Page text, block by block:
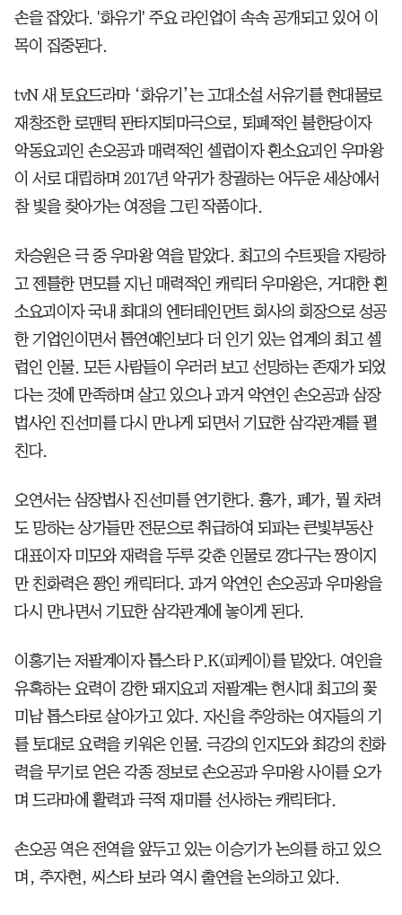
손을 잡았다. '화유기' 주요 라인업이 속속 공개되고 있어 이
목이 집중된다.
tvN 새 토요드라마 ‘화유기’는 고대소설 서유기를 현대물로
재창조한 로맨틱 판타지퇴마극으로, 퇴폐적인 불한당이자
악동요괴인 손오공과 매력적인 셀럽이자 흰소요괴인 우마왕
이 서로 대립하며 2017년 악귀가 창궐하는 어두운 세상에서
참 빛을 찾아가는 여정을 그린 작품이다.
차승원은 극 중 우마왕 역을 맡았다. 최고의 수트핏을 자랑하
고 젠틀한 면모를 지닌 매력적인 캐릭터 우마왕은, 거대한 흰
소요괴이자 국내 최대의 엔터테인먼트 회사의 회장으로 성공
한 기업인이면서 톱연예인보다 더 인기 있는 업계의 최고 셀
럽인 인물. 모든 사람들이 우러러 보고 선망하는 존재가 되었
다는 것에 만족하며 살고 있으나 과거 악연인 손오공과 삼장
법사인 진선미를 다시 만나게 되면서 기묘한 삼각관계를 펼
친다.
오연서는 삼장법사 진선미를 연기한다. 흉가, 폐가, 뭘 차려
도 망하는 상가들만 전문으로 취급하여 되파는 큰빛부동산
대표이자 미모와 재력을 두루 갖춘 인물로 깡다구는 짱이지
만 친화력은 꽝인 캐릭터다. 과거 악연인 손오공과 우마왕을
다시 만나면서 기묘한 삼각관계에 놓이게 된다.
이홍기는 저팔계이자 톱스타 P.K(피케이)를 맡았다. 여인을
유혹하는 요력이 강한 돼지요괴 저팔계는 현시대 최고의 꽃
미남 톱스타로 살아가고 있다. 자신을 추앙하는 여자들의 기
를 토대로 요력을 키워온 인물. 극강의 인지도와 최강의 친화
력을 무기로 얻은 각종 정보로 손오공과 우마왕 사이를 오가
며 드라마에 활력과 극적 재미를 선사하는 캐릭터다.
손오공 역은 전역을 앞두고 있는 이승기가 논의를 하고 있으
며, 추자현, 씨스타 보라 역시 출연을 논의하고 있다.